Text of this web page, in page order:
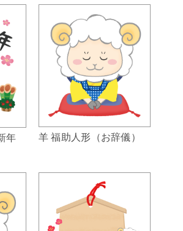
年 羊 福助人形（お辞儀）